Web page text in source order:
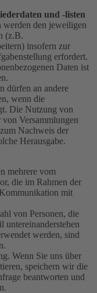
und -listen
den jeweiligen
(z.B.
insofern zur
erfordert.
Daten ist
dürfen an andere
wenn die
Die Nutzung von
Versammlungen
Nachweis der
Herausgabe.
mehrere vom
die im Rahmen der
mit
von Personen, die
untereinanderstehen
werden, sind
Wenn Sie uns über
speichern wir die
beantworten und